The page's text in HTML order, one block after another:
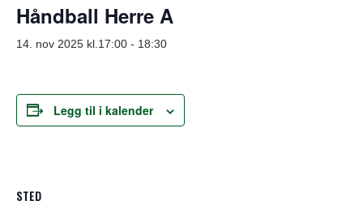
Håndball Herre A
14. nov 2025 kl.17:00 - 18:30
Legg til i kalender
STED